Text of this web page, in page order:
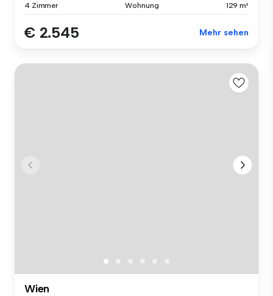
4 Zimmer Wohnung 129 m²
€ 2.545 Mehr sehen
Wien